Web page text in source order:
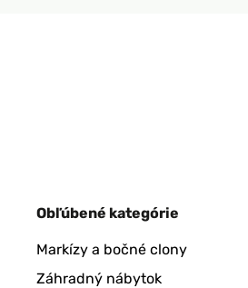
Obľúbené kategórie
Markízy a bočné clony
Záhradný nábytok